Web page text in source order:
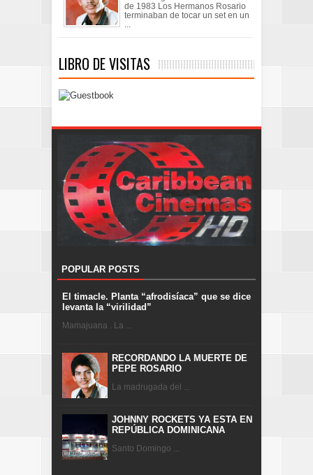
de 1983 Los Hermanos Rosario
terminaban de tocar un set en un
...
LIBRO DE VISITAS
POPULAR POSTS
El timacle. Planta “afrodisíaca” que se dice
levanta la “virilidad”
Mamajuana . La ...
RECORDANDO LA MUERTE DE
PEPE ROSARIO
La madrugada del ...
JOHNNY ROCKETS YA ESTA EN
REPÚBLICA DOMINICANA
Santo Domingo ...